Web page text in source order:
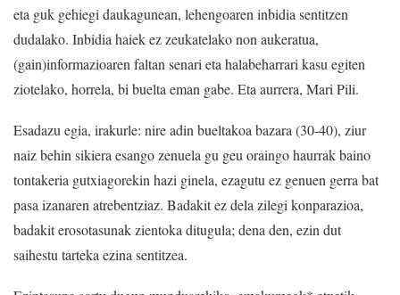
eta guk gehiegi daukagunean, lehengoaren inbidia sentitzen
dudalako. Inbidia haiek ez zeukatelako non aukeratua,
(gain)informazioaren faltan senari eta halabeharrari kasu egiten
ziotelako, horrela, bi buelta eman gabe. Eta aurrera, Mari Pili.
Esadazu egia, irakurle: nire adin bueltakoa bazara (30-40), ziur
naiz behin sikiera esango zenuela gu geu oraingo haurrak baino
tontakeria gutxiagorekin hazi ginela, ezagutu ez genuen gerra bat
pasa izanaren atrebentziaz. Badakit ez dela zilegi konparazioa,
badakit erosotasunak zientoka ditugula; dena den, ezin dut
saihestu tarteka ezina sentitzea.